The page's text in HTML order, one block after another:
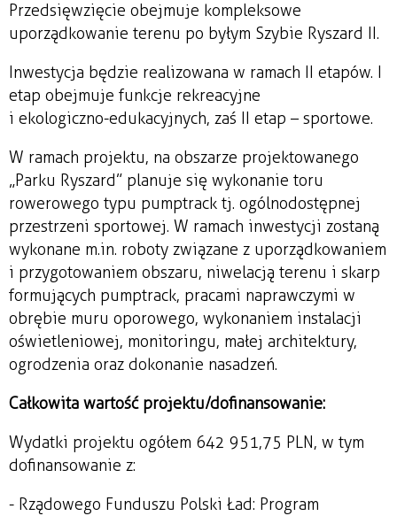
Przedsięwzięcie obejmuje kompleksowe
uporządkowanie terenu po byłym Szybie Ryszard II.
Inwestycja będzie realizowana w ramach II etapów. I
etap obejmuje funkcje rekreacyjne
i ekologiczno-edukacyjnych, zaś II etap – sportowe.
W ramach projektu, na obszarze projektowanego
„Parku Ryszard” planuje się wykonanie toru
rowerowego typu pumptrack tj. ogólnodostępnej
przestrzeni sportowej. W ramach inwestycji zostaną
wykonane m.in. roboty związane z uporządkowaniem
i przygotowaniem obszaru, niwelacją terenu i skarp
formujących pumptrack, pracami naprawczymi w
obrębie muru oporowego, wykonaniem instalacji
oświetleniowej, monitoringu, małej architektury,
ogrodzenia oraz dokonanie nasadzeń.
Całkowita wartość projektu/dofinansowanie:
Wydatki projektu ogółem 642 951,75 PLN, w tym
dofinansowanie z:
- Rządowego Funduszu Polski Ład: Program